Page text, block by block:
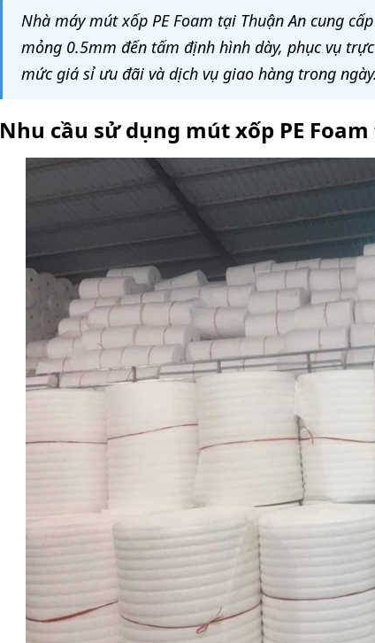
Nhà máy mút xốp PE Foam tại Thuận An cung
mỏng 0.5mm đến tấm định hình dày, phục vụ
mức giá sỉ ưu đãi và dịch vụ giao hàng trong ngày.
Nhu cầu sử dụng mút xốp PE